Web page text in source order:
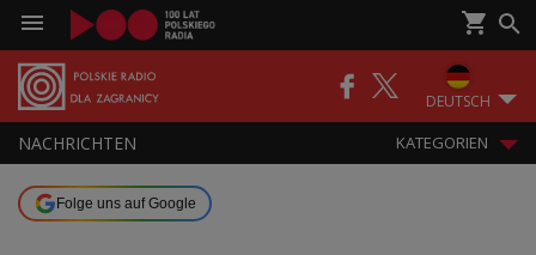
DEUTSCH
NACHRICHTEN KATEGORIEN
Folge uns auf Google